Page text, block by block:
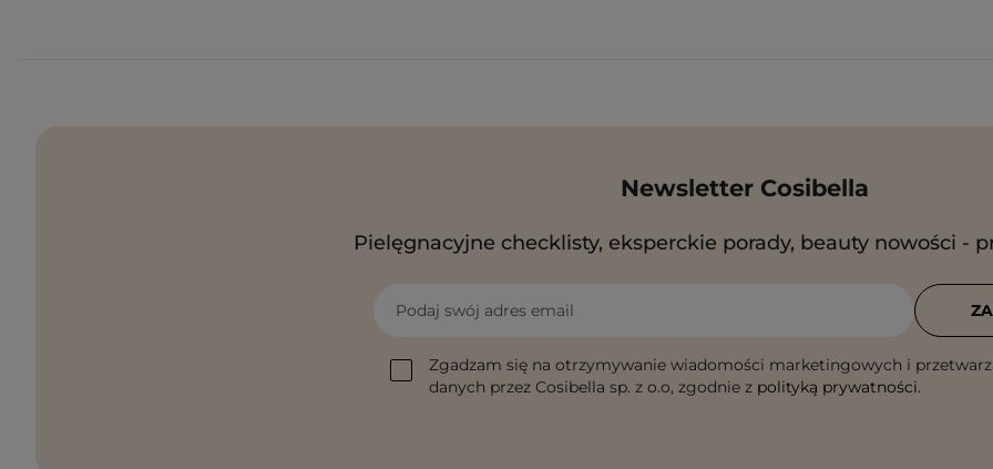
Newsletter Cosibella
Pielęgnacyjne checklisty, eksperckie porady, beauty nowości -
Podaj swój adres email
Zgadzam się na otrzymywanie wiadomości marketingowych i
danych przez Cosibella sp. z o.o, zgodnie z polityką prywatności.